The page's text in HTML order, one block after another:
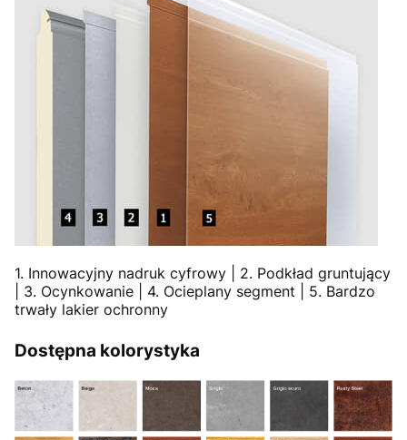
1. Innowacyjny nadruk cyfrowy | 2. Podkład gruntujący
| 3. Ocynkowanie | 4. Ocieplany segment | 5. Bardzo
trwały lakier ochronny
Dostępna kolorystyka